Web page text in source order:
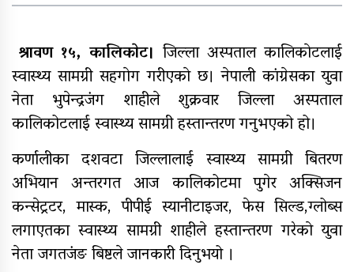
अन्तर जिल्ला पालिकास्तरीय समन्वय
बैठक महाबुधाममा सम्पन्न
यौनिक तथा लैङ्गिक अल्पसंख्यक
बालबालिका तथा समुदायका मुद्दाका
विषयमा शिक्षकहरुलाई तालिम
राष्ट्रपति रनिङ शिल्डको जिल्ला स्तरीय
प्रतियोगिता सुरु
श्रावण १५, कालिकाेट। जिल्ला अस्पताल कालिकाेटलाई
स्वास्थ्य सामग्री सहगाेग गरीएकाे छ। नेपाली कांग्रेसका युवा
नेता भुपेन्द्रजंग शाहीले शुक्रवार जिल्ला अस्पताल
कालिकोटलाई स्वास्थ्य सामग्री हस्तान्तरण गनुभएको हो।
कर्णालीका दशवटा जिल्लालाई स्वास्थ्य सामग्री बितरण
अभियान अन्तरगत आज कालिकोटमा पुगेर अक्सिजन
कन्सेट्रटर, मास्क, पीपीई स्यानीटाइजर, फेस सिल्ड,ग्लोब्स
लगाएतका स्वास्थ्य सामग्री शाहीले हस्तान्तरण गरेकाे युवा
नेता जगतजंङ बिष्टले जानकारी दिनुभयो ।